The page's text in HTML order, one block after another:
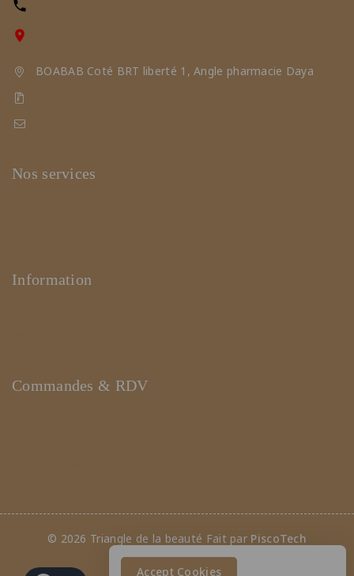
BOABAB Coté BRT liberté 1, Angle pharmacie Daya
Nos services
Information
Commandes & RDV
© 2026 Triangle de la beauté Fait par PiscoTech
Accept Cookies